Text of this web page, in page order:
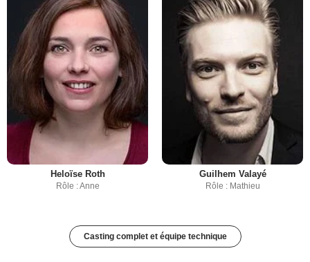
Heloïse Roth
Rôle : Anne
Guilhem Valayé
Rôle : Mathieu
Casting complet et équipe technique